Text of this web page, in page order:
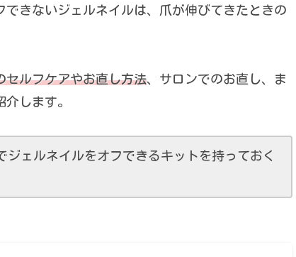
きないジェルネイルは、爪が伸びてきたときの
セルフケアやお直し方法、サロンでのお直し、ま
します。
ジェルネイルをオフできるキットを持っておく